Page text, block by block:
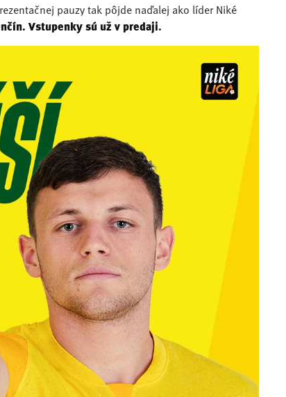
pauzy tak pôjde naďalej ako líder Niké
Vstupenky sú už v predaji.